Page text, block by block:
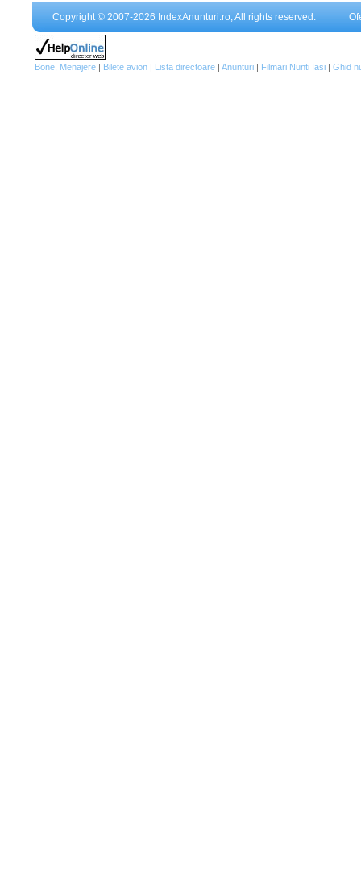
Copyright © 2007-2026 IndexAnunturi.ro, All rights reserved.
Bone, Menajere | Bilete avion | Lista directoare | Anunturi | Filmari Nunti Iasi | Ghid